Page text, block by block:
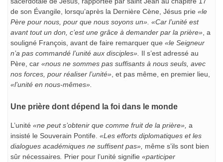
de son Évangile, lorsqu’après la Dernière Cène, Jésus prie «le
Père pour nous, pour que nous soyons un». «Car l’unité est
avant tout un don, c’est une grâce à demander par la prière» , a
souligné François, avant de faire remarquer que «le Seigneur
n’a pas commandé l’unité aux disciples». Il s’est adressé au
Père, car «nous ne sommes pas suffisants à nous seuls, avec
nos forces, pour réaliser l’unité» , et pas même, en premier lieu,
«l’unité en nous-mêmes».
Une prière dont dépend la foi dans le monde
L’unité «ne peut s’obtenir que comme fruit de la prière», a
insisté le Souverain Pontife. «Les efforts diplomatiques et les
dialogues académiques ne suffisent pas», même s’ils sont bien
sûr nécessaires Prier pour l’unité signifie «participer